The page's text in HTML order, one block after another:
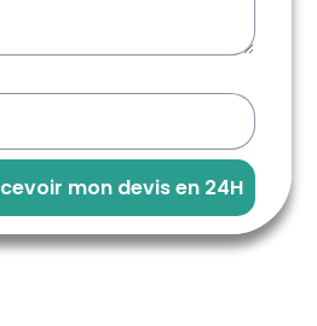
mon devis en 24H